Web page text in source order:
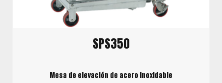
SPS350
Mesa de elevación de acero inoxidable